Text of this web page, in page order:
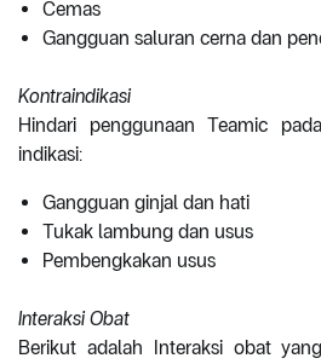
Cemas
Gangguan saluran cerna dan
Kontraindikasi
Hindari penggunaan Teamic
indikasi:
Gangguan ginjal dan hati
Tukak lambung dan usus
Pembengkakan usus
Interaksi Obat
Berikut adalah Interaksi obat